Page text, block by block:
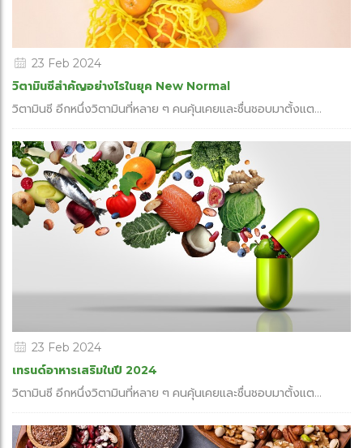
23 Feb 2024
วิตามินซีสำคัญอย่างไรในยุค New Normal
วิตามินซี อีกหนึ่งวิตามินที่หลาย ๆ คนคุ้นเคยและชื่นชอบมาตั้งแต...
23 Feb 2024
เทรนด์อาหารเสริมในปี 2024
วิตามินซี อีกหนึ่งวิตามินที่หลาย ๆ คนคุ้นเคยและชื่นชอบมาตั้งแต...